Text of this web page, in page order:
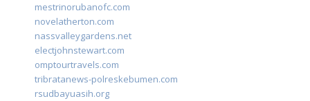
mestrinorubanofc.com
novelatherton.com
nassvalleygardens.net
electjohnstewart.com
omptourtravels.com
tribratanews-polreskebumen.com
rsudbayuasih.org